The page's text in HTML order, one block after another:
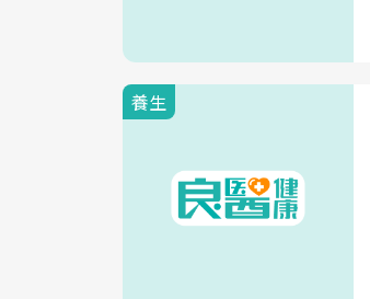
養生